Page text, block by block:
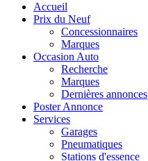
Accueil
Prix du Neuf
Concessionnaires
Marques
Occasion Auto
Recherche
Marques
Dernières annonces
Poster Annonce
Services
Garages
Pneumatiques
Stations d'essence